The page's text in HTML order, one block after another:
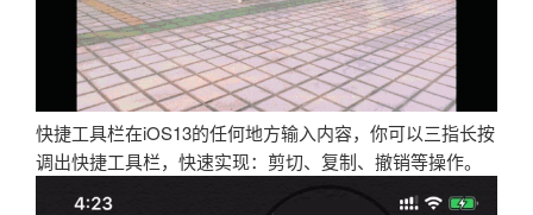
快捷工具栏在iOS13的任何地方输入内容，你可以三指长按
调出快捷工具栏，快速实现：剪切、复制、撤销等操作。